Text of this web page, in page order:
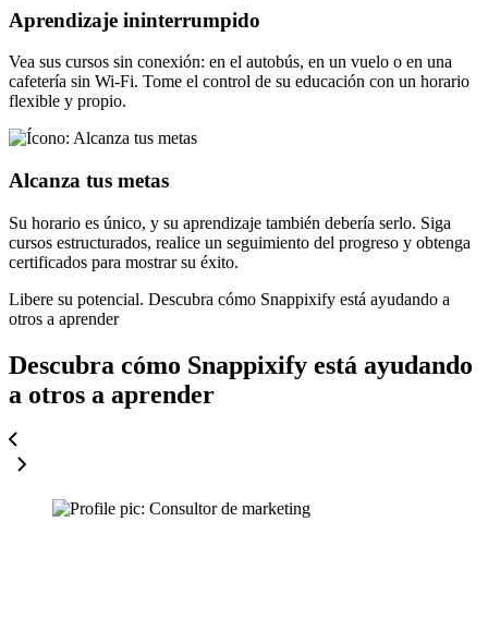
Aprendizaje ininterrumpido
Vea sus cursos sin conexión: en el autobús, en un vuelo o en una
cafetería sin Wi-Fi. Tome el control de su educación con un horario
flexible y propio.
Alcanza tus metas
Su horario es único, y su aprendizaje también debería serlo. Siga
cursos estructurados, realice un seguimiento del progreso y obtenga
certificados para mostrar su éxito.
Libere su potencial. Descubra cómo Snappixify está ayudando a
otros a aprender
Descubra cómo Snappixify está ayudando
a otros a aprender